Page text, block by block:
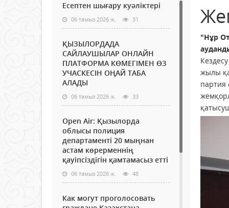
Есептен шығару куәліктері
06 тамыз 2026 ж. 31
ҚЫЗЫЛОРДАДА
САЙЛАУШЫЛАР ОНЛАЙН
ПЛАТФОРМА КӨМЕГІМЕН ӨЗ
УЧАСКЕСІН ОҢАЙ ТАБА
АЛАДЫ
06 тамыз 2026 ж. 33
Open Air: Қызылорда
облысы полиция
департаменті 20 мыңнан
астам көрерменнің
қауіпсіздігін қамтамасыз етті
06 тамыз 2026 ж. 48
Как могут проголосовать
"Нұр
жылы
партия